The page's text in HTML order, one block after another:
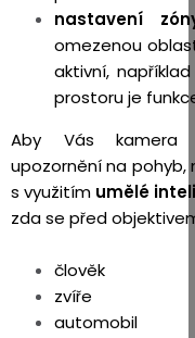
nastavení
omezenou
aktivní,
prostoru je
Aby Vás kamera
upozornění na
s využitím umělé
zda se před
člověk
zvíře
automobil